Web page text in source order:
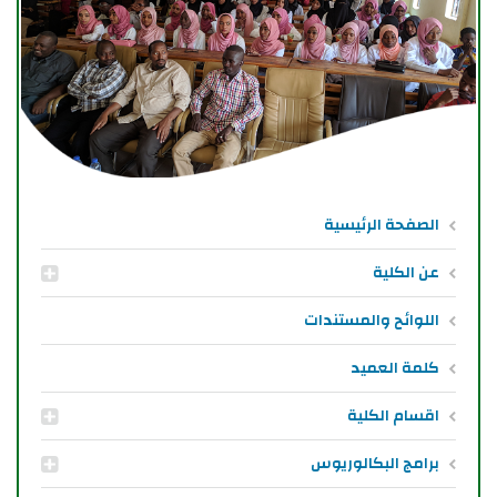
الصفحة الرئيسية
عن الكلية
اللوائح والمستندات
كلمة العميد
اقسام الكلية
برامج البكالوريوس